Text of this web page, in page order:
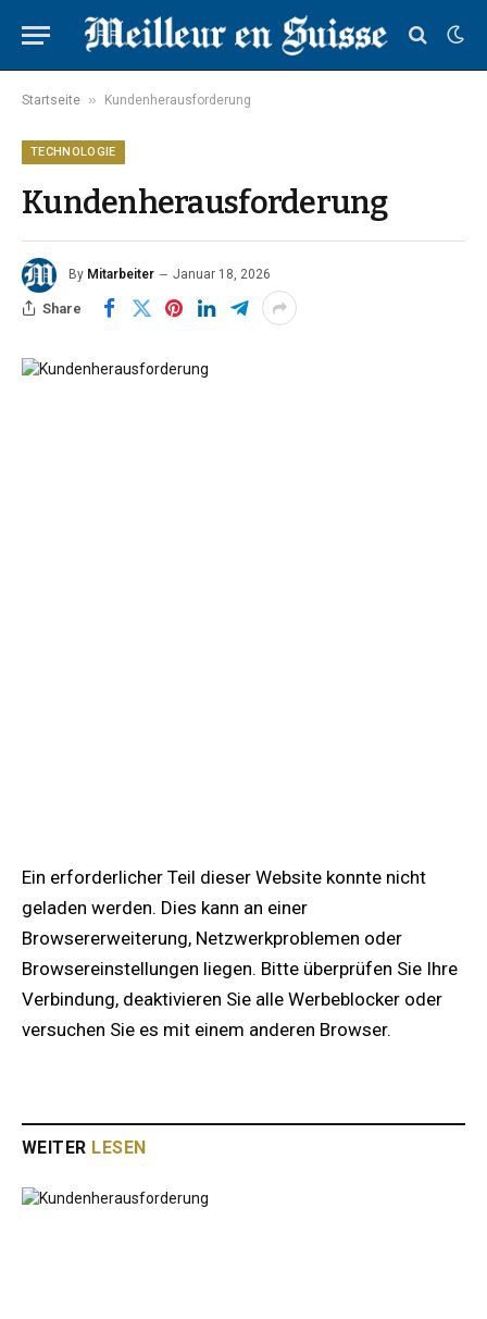
Startseite » Kundenherausforderung
TECHNOLOGIE
Kundenherausforderung
By Mitarbeiter Januar 18, 2026
Share
Ein erforderlicher Teil dieser Website konnte nicht
geladen werden. Dies kann an einer
Browsererweiterung, Netzwerkproblemen oder
Browsereinstellungen liegen. Bitte überprüfen Sie Ihre
Verbindung, deaktivieren Sie alle Werbeblocker oder
versuchen Sie es mit einem anderen Browser.
WEITER LESEN